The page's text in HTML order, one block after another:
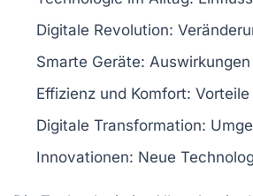
Digitale Revolution:
Smarte Geräte:
Effizienz und Komfort:
Digitale Transformation:
Innovationen: Neue